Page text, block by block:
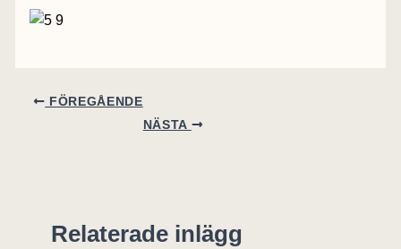
FÖREGÅENDE
NÄSTA
Relaterade inlägg